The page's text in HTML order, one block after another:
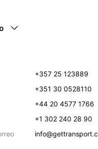
+357 25 123889
+351 30 0528110
+44 20 4577 1766
+1 302 240 28 90